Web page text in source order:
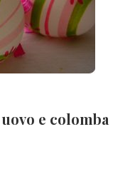
e colomba